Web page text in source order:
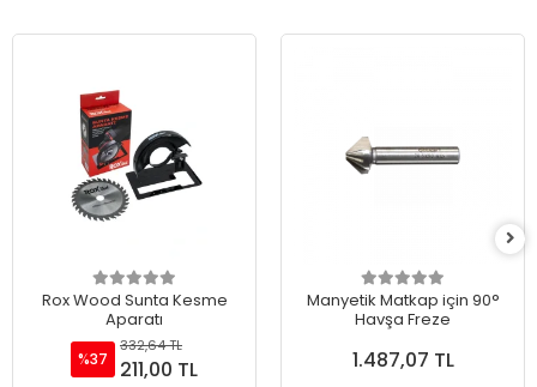
Rox Wood Sunta Kesme
Aparatı
%37
332,64 TL
211,00 TL
Manyetik Matkap için 90°
Havşa Freze
1.487,07 TL